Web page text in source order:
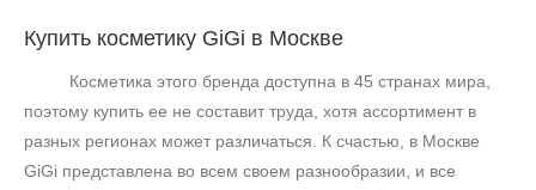
Купить косметику GiGi в Москве
Косметика этого бренда доступна в 45 странах мира,
поэтому купить ее не составит труда, хотя ассортимент в
разных регионах может различаться. К счастью, в Москве
GiGi представлена во всем своем разнообразии, и все